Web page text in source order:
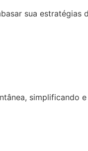
sua
simplificando